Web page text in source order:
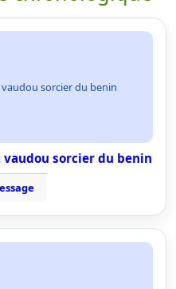
sorcier du benin
sorcier du benin